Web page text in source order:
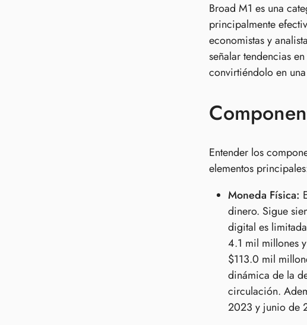
Broad M1 es una
principalmente
economistas y
señalar tendencias
convirtiéndolo en
Entender los
elementos
Moneda Física:
dinero. Sigue
digital es
4.1 mil millones
$113.0 mil
dinámica de la
circulación.
2023 y junio de